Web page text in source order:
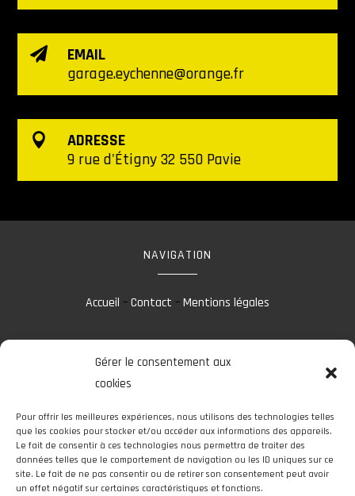
Gérer le consentement aux
cookies
Pour offrir les meilleures expériences, nous utilisons des technologies telles
que les cookies pour stocker et/ou accéder aux informations des appareils.
Le fait de consentir à ces technologies nous permettra de traiter des
données telles que le comportement de navigation ou les ID uniques sur ce
site. Le fait de ne pas consentir ou de retirer son consentement peut avoir
un effet négatif sur certaines caractéristiques et fonctions.

EMAIL
garage.eychenne@orange.fr

ADRESSE
9 rue d'Étigny 32 550 Pavie
NAVIGATION
Accueil –Contact –Mentions légales